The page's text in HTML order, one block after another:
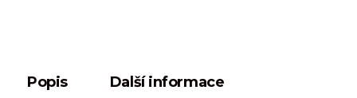
Popis Další informace